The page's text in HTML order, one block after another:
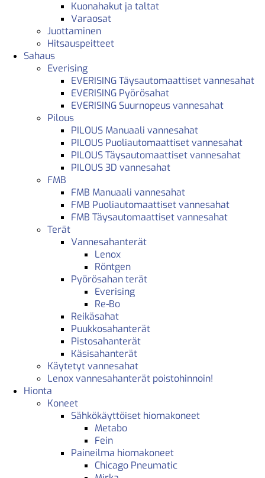
Kuonahakut ja taltat
Varaosat
Juottaminen
Hitsauspeitteet
Sahaus
Everising
EVERISING Täysautomaattiset vannesahat
EVERISING Pyörösahat
EVERISING Suurnopeus vannesahat
Pilous
PILOUS Manuaali vannesahat
PILOUS Puoliautomaattiset vannesahat
PILOUS Täysautomaattiset vannesahat
PILOUS 3D vannesahat
FMB
FMB Manuaali vannesahat
FMB Puoliautomaattiset vannesahat
FMB Täysautomaattiset vannesahat
Terät
Vannesahanterät
Lenox
Röntgen
Pyörösahan terät
Everising
Re-Bo
Reikäsahat
Puukkosahanterät
Pistosahanterät
Käsisahanterät
Käytetyt vannesahat
Lenox vannesahanterät poistohinnoin!
Hionta
Koneet
Sähkökäyttöiset hiomakoneet
Metabo
Fein
Paineilma hiomakoneet
Chicago Pneumatic